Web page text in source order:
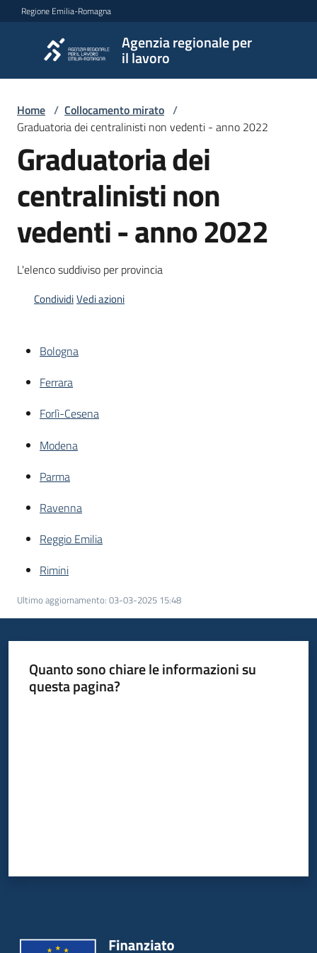
Vai al contenuto
Vai alla navigazione
Vai al footer
Regione Emilia-Romagna
Agenzia regionale per
il lavoro
Agenzia
regionale
per il
lavoro
L'Agenzia
Servizi
centri
l'impiego
Lavoro
per
su
Home / Collocamento mirato /
Graduatoria dei centralinisti non vedenti - anno 2022
Graduatoria dei
centralinisti non
vedenti - anno 2022
L'elenco suddiviso per provincia
CondividiVedi azioni
Bologna
Ferrara
Forlì-Cesena
Modena
Parma
Ravenna
Reggio Emilia
Rimini
Ultimo aggiornamento: 03-03-2025 15:48
Quanto sono chiare le informazioni su
questa pagina?